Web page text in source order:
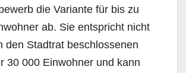
die Variante für bis zu
ab. Sie entspricht nicht
den Stadtrat beschlossenen
30 000 Einwohner und kann